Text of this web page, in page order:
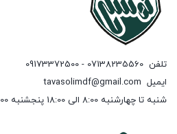
تلفن 07138235560 - 09173372500
ایمیل tavasolimdf@gmail.com
شنبه تا چهارشنبه 8:00 الی 18:00 پنجشنبه 8:00 الی 13:00